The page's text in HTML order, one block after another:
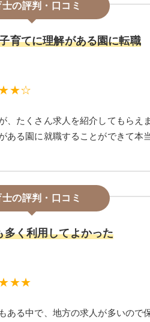
の評判・口コミ
育てに理解がある園に転職
、たくさん求人を紹介してもらえ
る園に就職することができて本
の評判・口コミ
多く利用してよかった
ある中で、地方の求人が多いので